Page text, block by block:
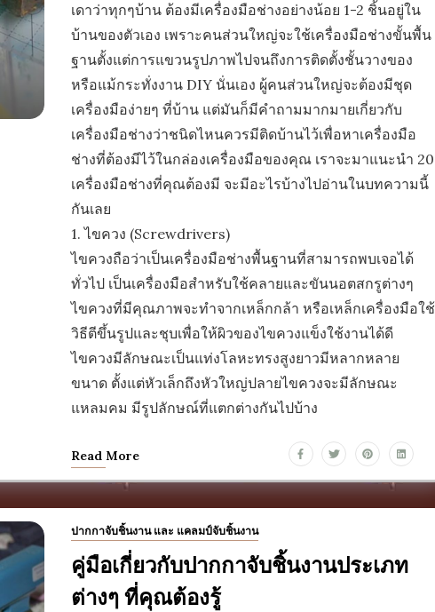
เดาว่าทุกๆบ้าน ต้องมีเครื่องมือช่างอย่างน้อย 1-2 ชิ้นอยู่ใน
บ้านของตัวเอง เพราะคนส่วนใหญ่จะใช้เครื่องมือช่างขั้นพื้น
ฐานตั้งแต่การแขวนรูปภาพไปจนถึงการติดตั้งชั้นวางของ
หรือแม้กระทั่งงาน DIY นั่นเอง ผู้คนส่วนใหญ่จะต้องมีชุด
เครื่องมือง่ายๆ ที่บ้าน แต่มันก็มีคำถามมากมายเกี่ยวกับ
เครื่องมือช่างว่าชนิดไหนควรมีติดบ้านไว้เพื่อหาเครื่องมือ
ช่างที่ต้องมีไว้ในกล่องเครื่องมือของคุณ เราจะมาแนะนำ 20
เครื่องมือช่างที่คุณต้องมี จะมีอะไรบ้างไปอ่านในบทความนี้
กันเลย
1. ไขควง (Screwdrivers)
ไขควงถือว่าเป็นเครื่องมือช่างพื้นฐานที่สามารถพบเจอได้
ทั่วไป เป็นเครื่องมือสำหรับใช้คลายและขันนอตสกรูต่างๆ
ไขควงที่มีคุณภาพจะทำจากเหล็กกล้า หรือเหล็กเครื่องมือใช้
วิธีตีขึ้นรูปและชุบเพื่อให้ผิวของไขควงแข็งใช้งานได้ดี
ไขควงมีลักษณะเป็นแท่งโลหะทรงสูงยาวมีหลากหลาย
ขนาด ตั้งแต่หัวเล็กถึงหัวใหญ่ปลายไขควงจะมีลักษณะ
แหลมคม มีรูปลักษณ์ที่แตกต่างกันไปบ้าง
Read More
ปากกาจับชิ้นงาน และ แคลมป์จับชิ้นงาน
คู่มือเกี่ยวกับปากกาจับชิ้นงานประเภท
ต่างๆ ที่คุณต้องรู้